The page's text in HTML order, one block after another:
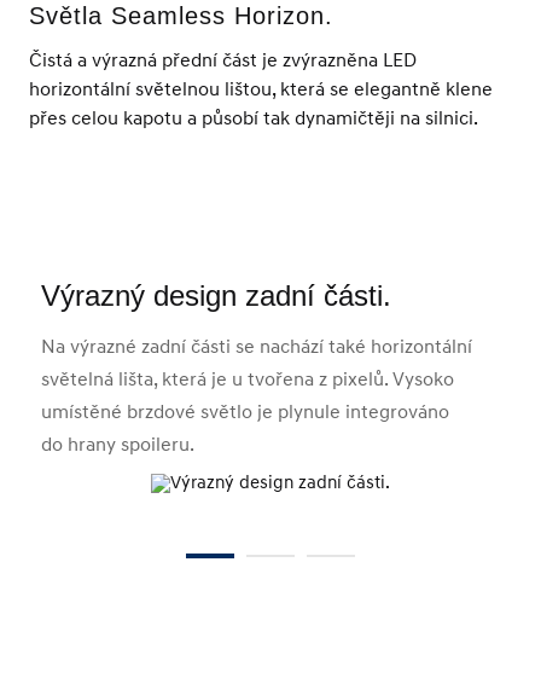
Světla Seamless Horizon.
Čistá a výrazná přední část je zvýrazněna LED
horizontální světelnou lištou, která se elegantně klene
přes celou kapotu a působí tak dynamičtěji na silnici.
Výrazný design zadní části.
Na výrazné zadní části se nachází také horizontální
světelná lišta, která je u tvořena z pixelů. Vysoko
umístěné brzdové světlo je plynule integrováno
do hrany spoileru.